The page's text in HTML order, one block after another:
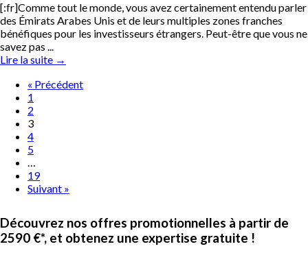
[:fr]Comme tout le monde, vous avez certainement entendu parler
des Émirats Arabes Unis et de leurs multiples zones franches
bénéfiques pour les investisseurs étrangers. Peut-être que vous ne
savez pas ...
Lire la suite →
« Précédent
1
2
3
4
5
…
19
Suivant »
Découvrez nos offres promotionnelles à partir de
2590 €*, et obtenez une expertise gratuite !